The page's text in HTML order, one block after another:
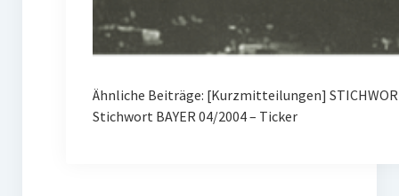
Ähnliche Beiträge: [Kurzmitteilungen]
Stichwort BAYER 04/2004 – Ticker